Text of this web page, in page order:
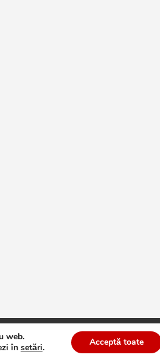
Powered by: WordPress
web.
în setări. Acceptă toate